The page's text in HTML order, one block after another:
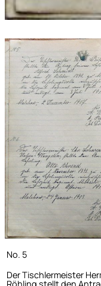
No. 5
Der Tischlermeister